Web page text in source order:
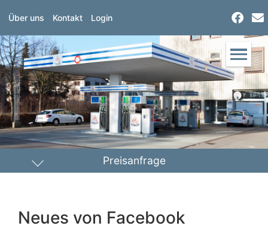
Über uns Kontakt Login
Preisanfrage
PLZ Lieferort
Neues von Facebook